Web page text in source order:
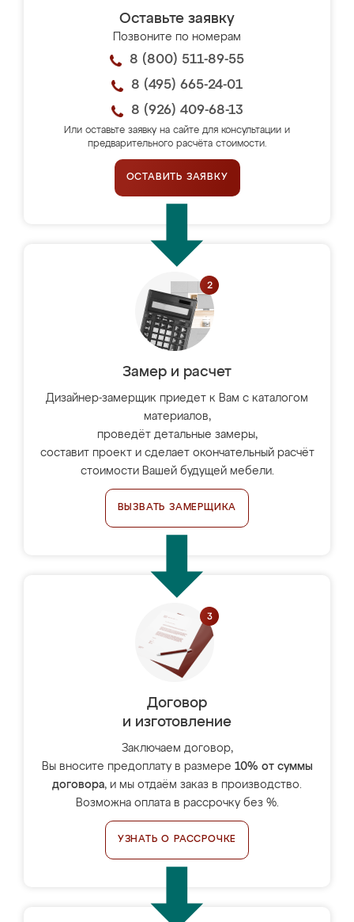
Оставьте заявку
Позвоните по номерам
8 (800) 511-89-55
8 (495) 665-24-01
8 (926) 409-68-13
Или оставьте заявку на сайте для консультации и
предварительного расчёта стоимости.
ОСТАВИТЬ ЗАЯВКУ
Замер и расчет
Дизайнер-замерщик приедет к Вам с каталогом
материалов,
проведёт детальные замеры,
составит проект и сделает окончательный расчёт
стоимости Вашей будущей мебели.
ВЫЗВАТЬ ЗАМЕРЩИКА
Договор
и изготовление
Заключаем договор,
Вы вносите предоплату в размере 10% от суммы
договора, и мы отдаём заказ в производство.
Возможна оплата в рассрочку без %.
УЗНАТЬ О РАССРОЧКЕ